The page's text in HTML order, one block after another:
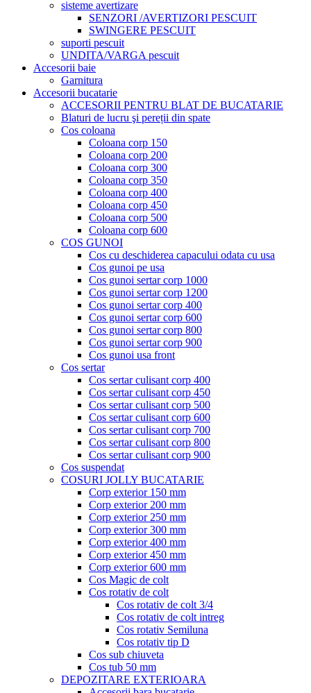
sisteme avertizare
SENZORI /AVERTIZORI PESCUIT
SWINGERE PESCUIT
suporti pescuit
UNDITA/VARGA pescuit
Accesorii baie
Garnitura
Accesorii bucatarie
ACCESORII PENTRU BLAT DE BUCATARIE
Blaturi de lucru şi pereții din spate
Cos coloana
Coloana corp 150
Coloana corp 200
Coloana corp 300
Coloana corp 350
Coloana corp 400
Coloana corp 450
Coloana corp 500
Coloana corp 600
COS GUNOI
Cos cu deschiderea capacului odata cu usa
Cos gunoi pe usa
Cos gunoi sertar corp 1000
Cos gunoi sertar corp 1200
Cos gunoi sertar corp 400
Cos gunoi sertar corp 600
Cos gunoi sertar corp 800
Cos gunoi sertar corp 900
Cos gunoi usa front
Cos sertar
Cos sertar culisant corp 400
Cos sertar culisant corp 450
Cos sertar culisant corp 500
Cos sertar culisant corp 600
Cos sertar culisant corp 700
Cos sertar culisant corp 800
Cos sertar culisant corp 900
Cos suspendat
COSURI JOLLY BUCATARIE
Corp exterior 150 mm
Corp exterior 200 mm
Corp exterior 250 mm
Corp exterior 300 mm
Corp exterior 400 mm
Corp exterior 450 mm
Corp exterior 600 mm
Cos Magic de colt
Cos rotativ de colt
Cos rotativ de colt 3/4
Cos rotativ de colt intreg
Cos rotativ Semiluna
Cos rotativ tip D
Cos sub chiuveta
Cos tub 50 mm
DEPOZITARE EXTERIOARA